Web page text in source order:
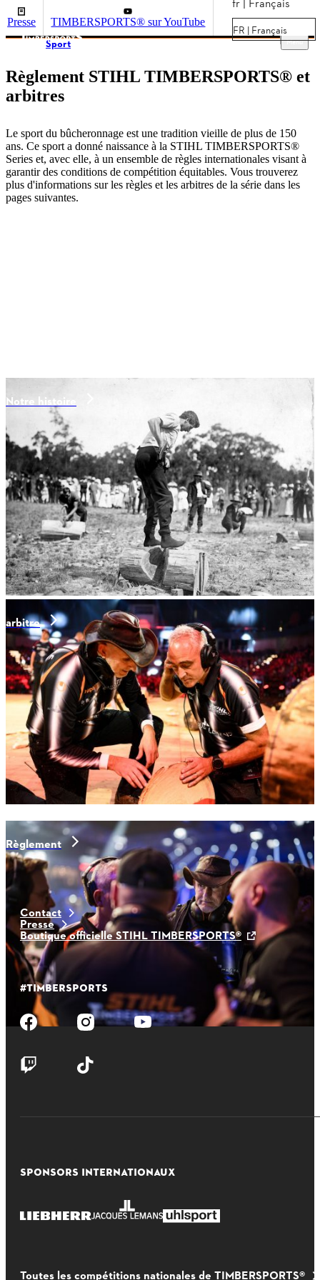
Presse TIMBERSPORTS® sur YouTube
fr | Français
FR | Français
Menu
Sport
Règlement STIHL TIMBERSPORTS® et
arbitres
Le sport du bûcheronnage est une tradition vieille de plus de 150
ans. Ce sport a donné naissance à la STIHL TIMBERSPORTS®
Series et, avec elle, à un ensemble de règles internationales visant à
garantir des conditions de compétition équitables. Vous trouverez
plus d'informations sur les règles et les arbitres de la série dans les
pages suivantes.
Notre histoire
arbitre
Règlement
Contact
Presse
Boutique officielle STIHL TIMBERSPORTS®
#TIMBERSPORTS
SPONSORS INTERNATIONAUX
Toutes les compétitions nationales de TIMBERSPORTS®